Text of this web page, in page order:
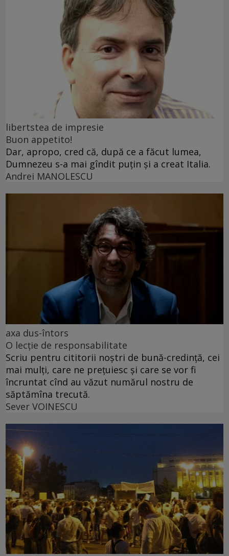
libertstea de impresie
Buon appetito!
Dar, apropo, cred că, după ce a făcut lumea,
Dumnezeu s-a mai gîndit puțin și a creat Italia.
Andrei MANOLESCU
axa dus-întors
O lecție de responsabilitate
Scriu pentru cititorii noștri de bună-credință, cei
mai mulți, care ne prețuiesc și care se vor fi
încruntat cînd au văzut numărul nostru de
săptămîna trecută.
Sever VOINESCU